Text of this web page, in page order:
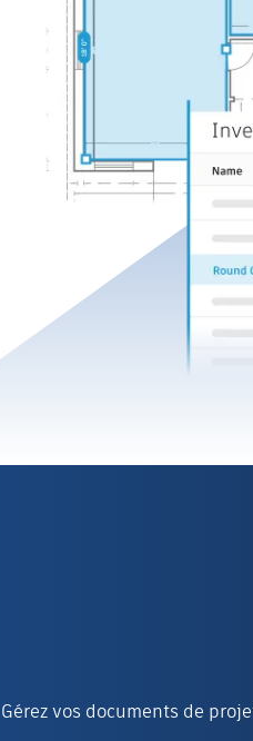
Gérez vos documents de